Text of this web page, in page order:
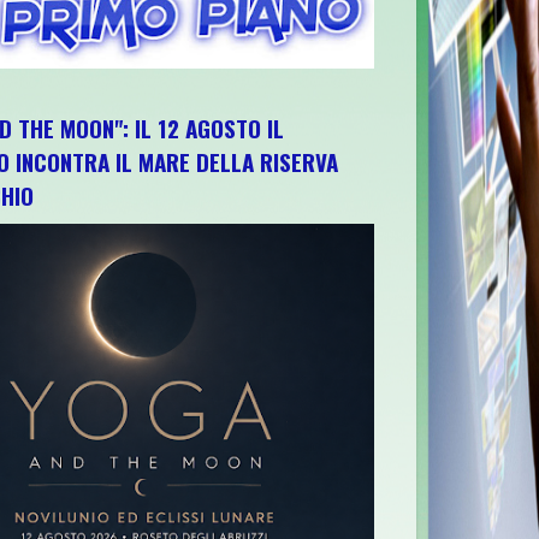
THE MOON": IL 12 AGOSTO IL
INCONTRA IL MARE DELLA RISERVA